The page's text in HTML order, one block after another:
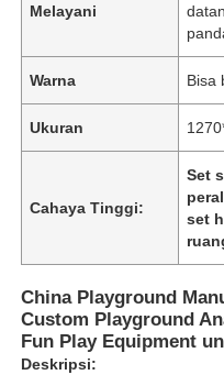
Melayani
Warna Bisa
Ukuran
Cahaya Tinggi:
Set
set
China Playground
Custom Playground
Fun Play Equipment
Deskripsi: